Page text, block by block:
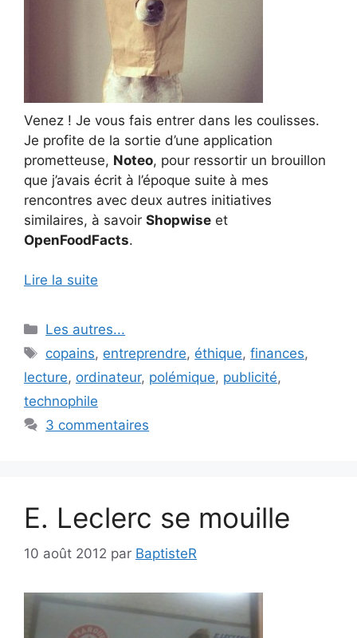
Venez ! Je vous fais entrer dans les coulisses.
Je profite de la sortie d’une application
prometteuse, Noteo, pour ressortir un brouillon
que j’avais écrit à l’époque suite à mes
rencontres avec deux autres initiatives
similaires, à savoir Shopwise et
OpenFoodFacts.
Lire la suite
Catégories
Les autres...
Étiquettes
copains, entreprendre, éthique,finances,
lecture, ordinateur, polémique, publicité,
technophile
3 commentaires
E. Leclerc se mouille
10 août 2012 par BaptisteR